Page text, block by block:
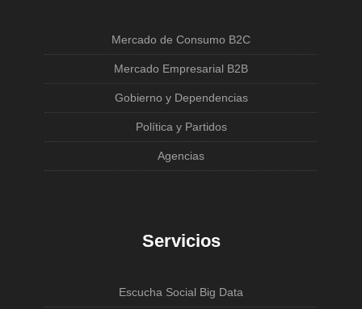
Mercado de Consumo B2C
Mercado Empresarial B2B
Gobierno y Dependencias
Política y Partidos
Agencias
Servicios
Escucha Social Big Data